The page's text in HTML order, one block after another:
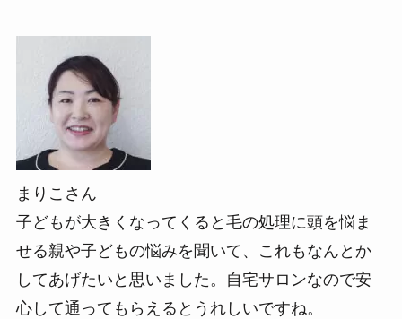
まりこさん
子どもが大きくなってくると毛の処理に頭を悩ま
せる親や子どもの悩みを聞いて、これもなんとか
してあげたいと思いました。自宅サロンなので安
心して通ってもらえるとうれしいですね。